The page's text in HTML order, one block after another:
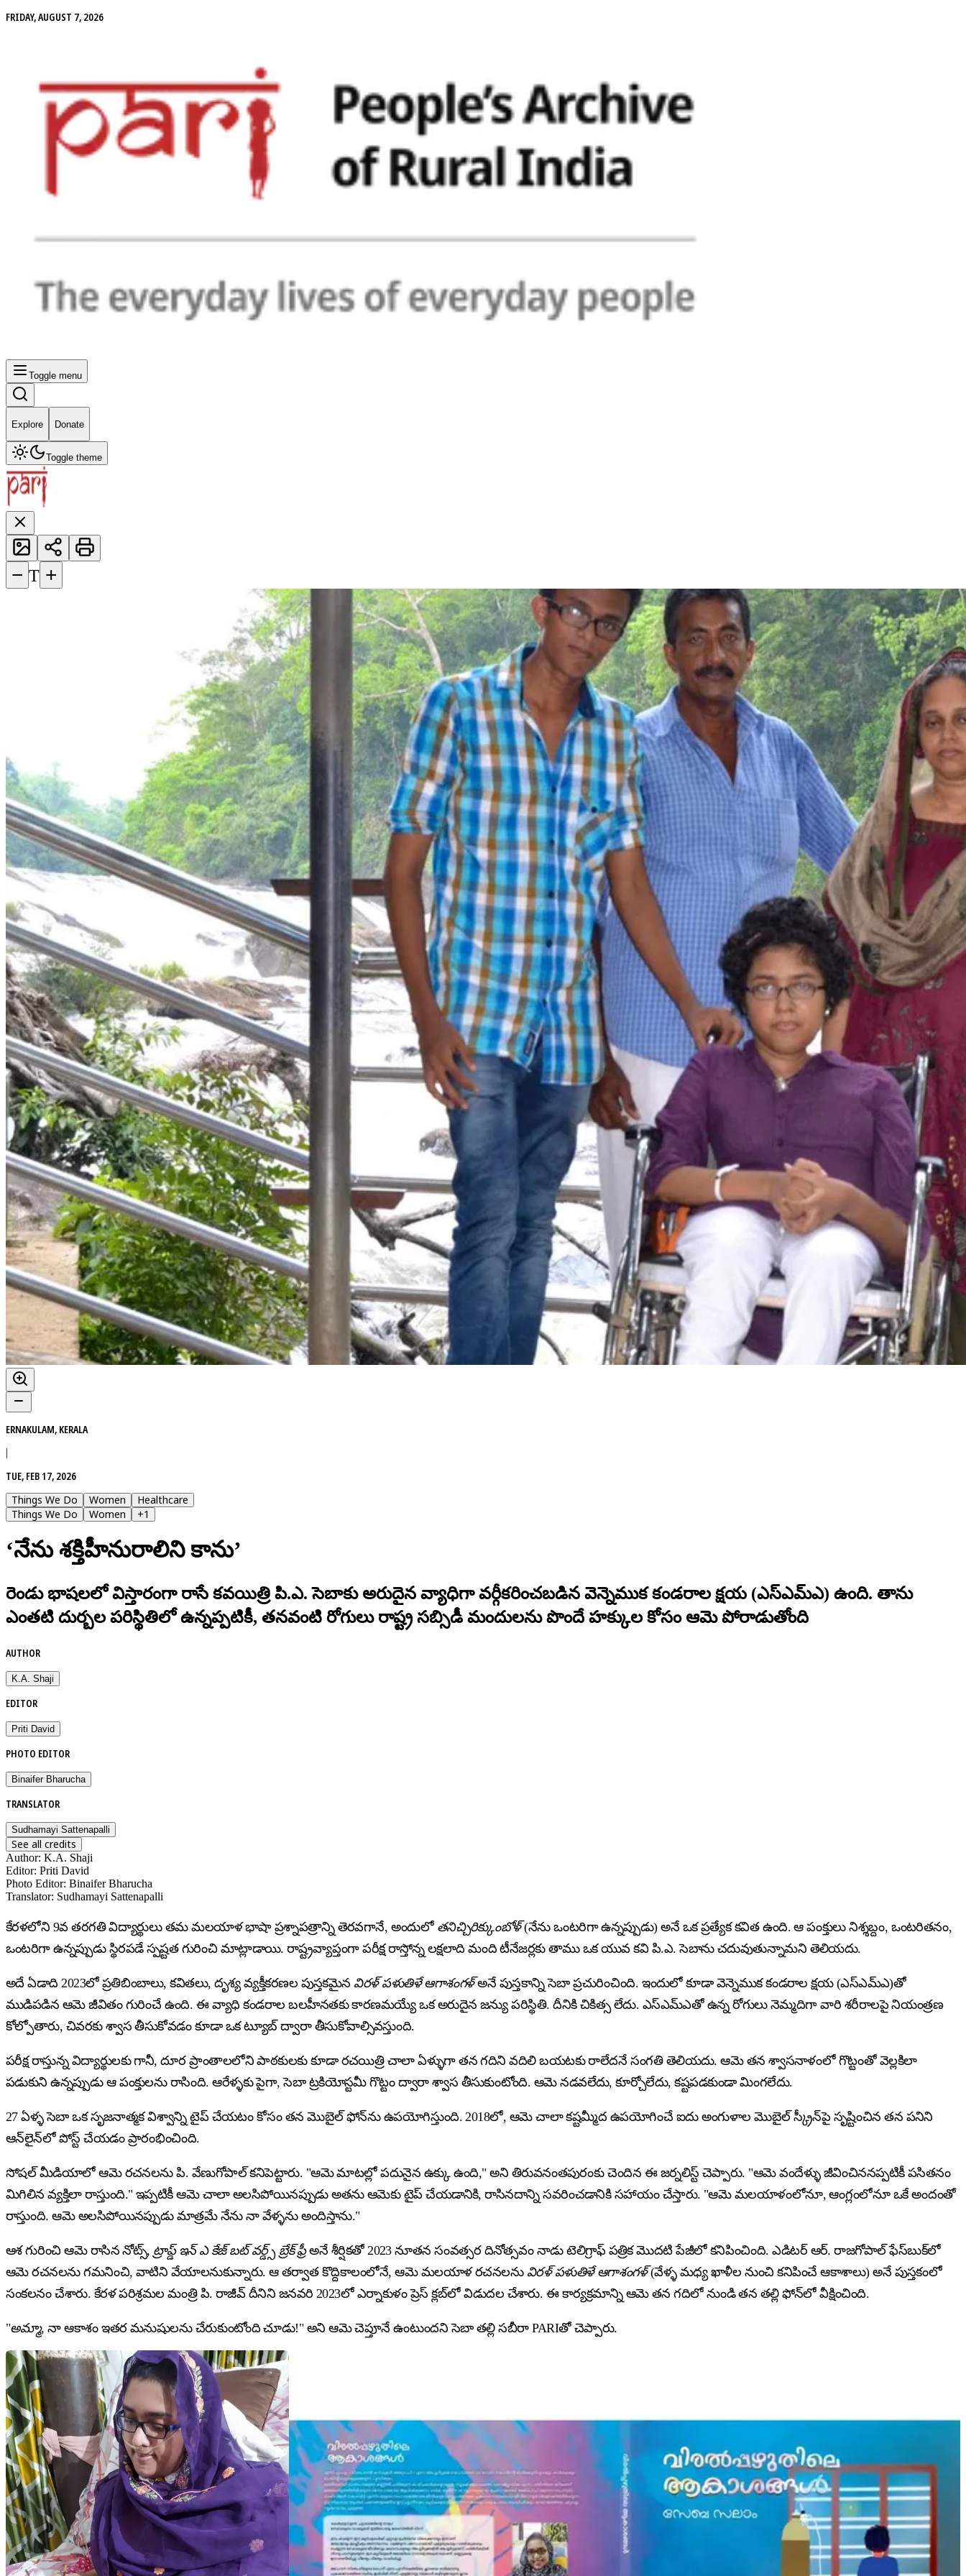
FRIDAY, AUGUST 7, 2026
Toggle menu
Explore Donate
Toggle theme
− T +
ERNAKULAM, KERALA
|
TUE, FEB 17, 2026
Things We Do
Women
Healthcare
Things We Do
Women +1
‘నేను శక్తిహీనురాలిని కాను’
రెండు భాషలలో విస్తారంగా రాసే కవయిత్రి పి.ఎ. సెబాకు అరుదైన వ్యాధిగా వర్గీకరించబడిన వెన్నెముక కండరాల క్షయ (ఎస్ఎమ్ఎ) ఉంది. తాను
ఎంతటి దుర్బల పరిస్థితిలో ఉన్నప్పటికీ, తనవంటి రోగులు రాష్ట్ర సబ్సిడీ మందులను పొందే హక్కుల కోసం ఆమె పోరాడుతోంది
AUTHOR
K.A. Shaji
EDITOR
Priti David
PHOTO EDITOR
Binaifer Bharucha
TRANSLATOR
Sudhamayi Sattenapalli
See all credits
Author: K.A. Shaji
Editor: Priti David
Photo Editor: Binaifer Bharucha
Translator: Sudhamayi Sattenapalli
కేరళలోని 9వ తరగతి విద్యార్థులు తమ మలయాళ భాషా ప్రశ్నాపత్రాన్ని తెరవగానే, అందులో తనిచ్చిరిక్కుంబోళ్(నేను ఒంటరిగా ఉన్నప్పుడు) అనే ఒక ప్రత్యేక కవిత ఉంది. ఆ పంక్తులు నిశ్శబ్దం, ఒంటరితనం,
ఒంటరిగా ఉన్నప్పుడు స్థిరపడే స్పష్టత గురించి మాట్లాడాయి. రాష్ట్రవ్యాప్తంగా పరీక్ష రాస్తోన్న లక్షలాది మంది టీనేజర్లకు తాము ఒక యువ కవి పి.ఎ. సెబాను చదువుతున్నామని తెలియదు.
అదే ఏడాది 2023లో ప్రతిబింబాలు, కవితలు, దృశ్య వ్యక్తీకరణల పుస్తకమైన విరళ్ పళుతిళే ఆగాశంగళ్అనే పుస్తకాన్ని సెబా ప్రచురించింది. ఇందులో కూడా వెన్నెముక కండరాల క్షయ (ఎస్ఎమ్ఎ)తో
ముడిపడిన ఆమె జీవితం గురించే ఉంది. ఈ వ్యాధి కండరాల బలహీనతకు కారణమయ్యే ఒక అరుదైన జన్యు పరిస్థితి. దీనికి చికిత్స లేదు. ఎస్ఎమ్ఎతో ఉన్న రోగులు నెమ్మదిగా వారి శరీరాలపై నియంత్రణ
కోల్పోతారు, చివరకు శ్వాస తీసుకోవడం కూడా ఒక ట్యూబ్ ద్వారా తీసుకోవాల్సివస్తుంది.
పరీక్ష రాస్తున్న విద్యార్థులకు గానీ, దూర ప్రాంతాలలోని పాఠకులకు కూడా రచయిత్రి చాలా ఏళ్ళుగా తన గదిని వదిలి బయటకు రాలేదనే సంగతి తెలియదు. ఆమె తన శ్వాసనాళంలో గొట్టంతో వెల్లకిలా
పడుకుని ఉన్నప్పుడు ఆ పంక్తులను రాసింది. ఆరేళ్ళకు పైగా, సెబా ట్రకియోస్టమీ గొట్టం ద్వారా శ్వాస తీసుకుంటోంది. ఆమె నడవలేదు, కూర్చోలేదు, కష్టపడకుండా మింగలేదు.
27 ఏళ్ళ సెబా ఒక సృజనాత్మక విశ్వాన్ని టైప్ చేయటం కోసం తన మొబైల్ ఫోన్‌ను ఉపయోగిస్తుంది. 2018లో, ఆమె చాలా కష్టమ్మీద ఉపయోగించే ఐదు అంగుళాల మొబైల్ స్క్రీన్‌పై సృష్టించిన తన పనిని
ఆన్‌లైన్‌లో పోస్ట్ చేయడం ప్రారంభించింది.
సోషల్ మీడియాలో ఆమె రచనలను పి. వేణుగోపాల్ కనిపెట్టారు. "ఆమె మాటల్లో పదునైన ఉక్కు ఉంది," అని తిరువనంతపురంకు చెందిన ఈ జర్నలిస్ట్ చెప్పారు. "ఆమె వందేళ్ళు జీవించిననప్పటికీ పసితనం
మిగిలిన వ్యక్తిలా రాస్తుంది." ఇప్పటికీ ఆమె చాలా అలసిపోయినప్పుడు అతను ఆమెకు టైప్ చేయడానికి, రాసినదాన్ని సవరించడానికి సహాయం చేస్తారు. "ఆమె మలయాళంలోనూ, ఆంగ్లంలోనూ ఒకే అందంతో
రాస్తుంది. ఆమె అలసిపోయినప్పుడు మాత్రమే నేను నా వేళ్ళను అందిస్తాను."
ఆశ గురించి ఆమె రాసిన నోట్స్, ట్రాప్డ్ ఇన్ ఎ కేజ్ బట్ వర్డ్స్ బ్రేక్ ఫ్రీఅనే శీర్షికతో 2023 నూతన సంవత్సర దినోత్సవం నాడు టెలిగ్రాఫ్ పత్రిక మొదటి పేజీలో కనిపించింది. ఎడిటర్ ఆర్. రాజగోపాల్ ఫేస్‌బుక్‌లో
ఆమె రచనలను గమనించి, వాటిని వేయాలనుకున్నారు. ఆ తర్వాత కొద్దికాలంలోనే, ఆమె మలయాళ రచనలను విరళ్ పళుతిళే ఆగాశంగళ్(వేళ్ళ మధ్య ఖాళీల నుంచి కనిపించే ఆకాశాలు) అనే పుస్తకంలో
సంకలనం చేశారు. కేరళ పరిశ్రమల మంత్రి పి. రాజీవ్ దీనిని జనవరి 2023లో ఎర్నాకుళం ప్రెస్ క్లబ్‌లో విడుదల చేశారు. ఈ కార్యక్రమాన్ని ఆమె తన గదిలో నుండి తన తల్లి ఫోన్‌లో వీక్షించింది.
"అమ్మా, నా ఆకాశం ఇతర మనుషులను చేరుకుంటోంది చూడు!" అని ఆమె చెప్తూనే ఉంటుందని సెబా తల్లి సబీరా PARIతో చెప్పారు.